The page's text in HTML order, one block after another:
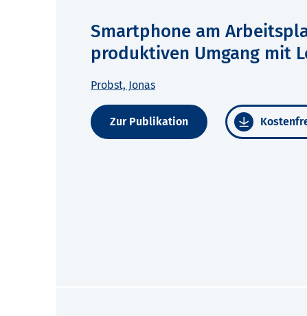
Smartphone am
produktiven Umgang mit
Probst, Jonas
Zur Publikation